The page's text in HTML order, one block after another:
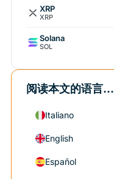
XRP
XRP
Solana
SOL
阅读本文的语言...
Italiano
English
Español